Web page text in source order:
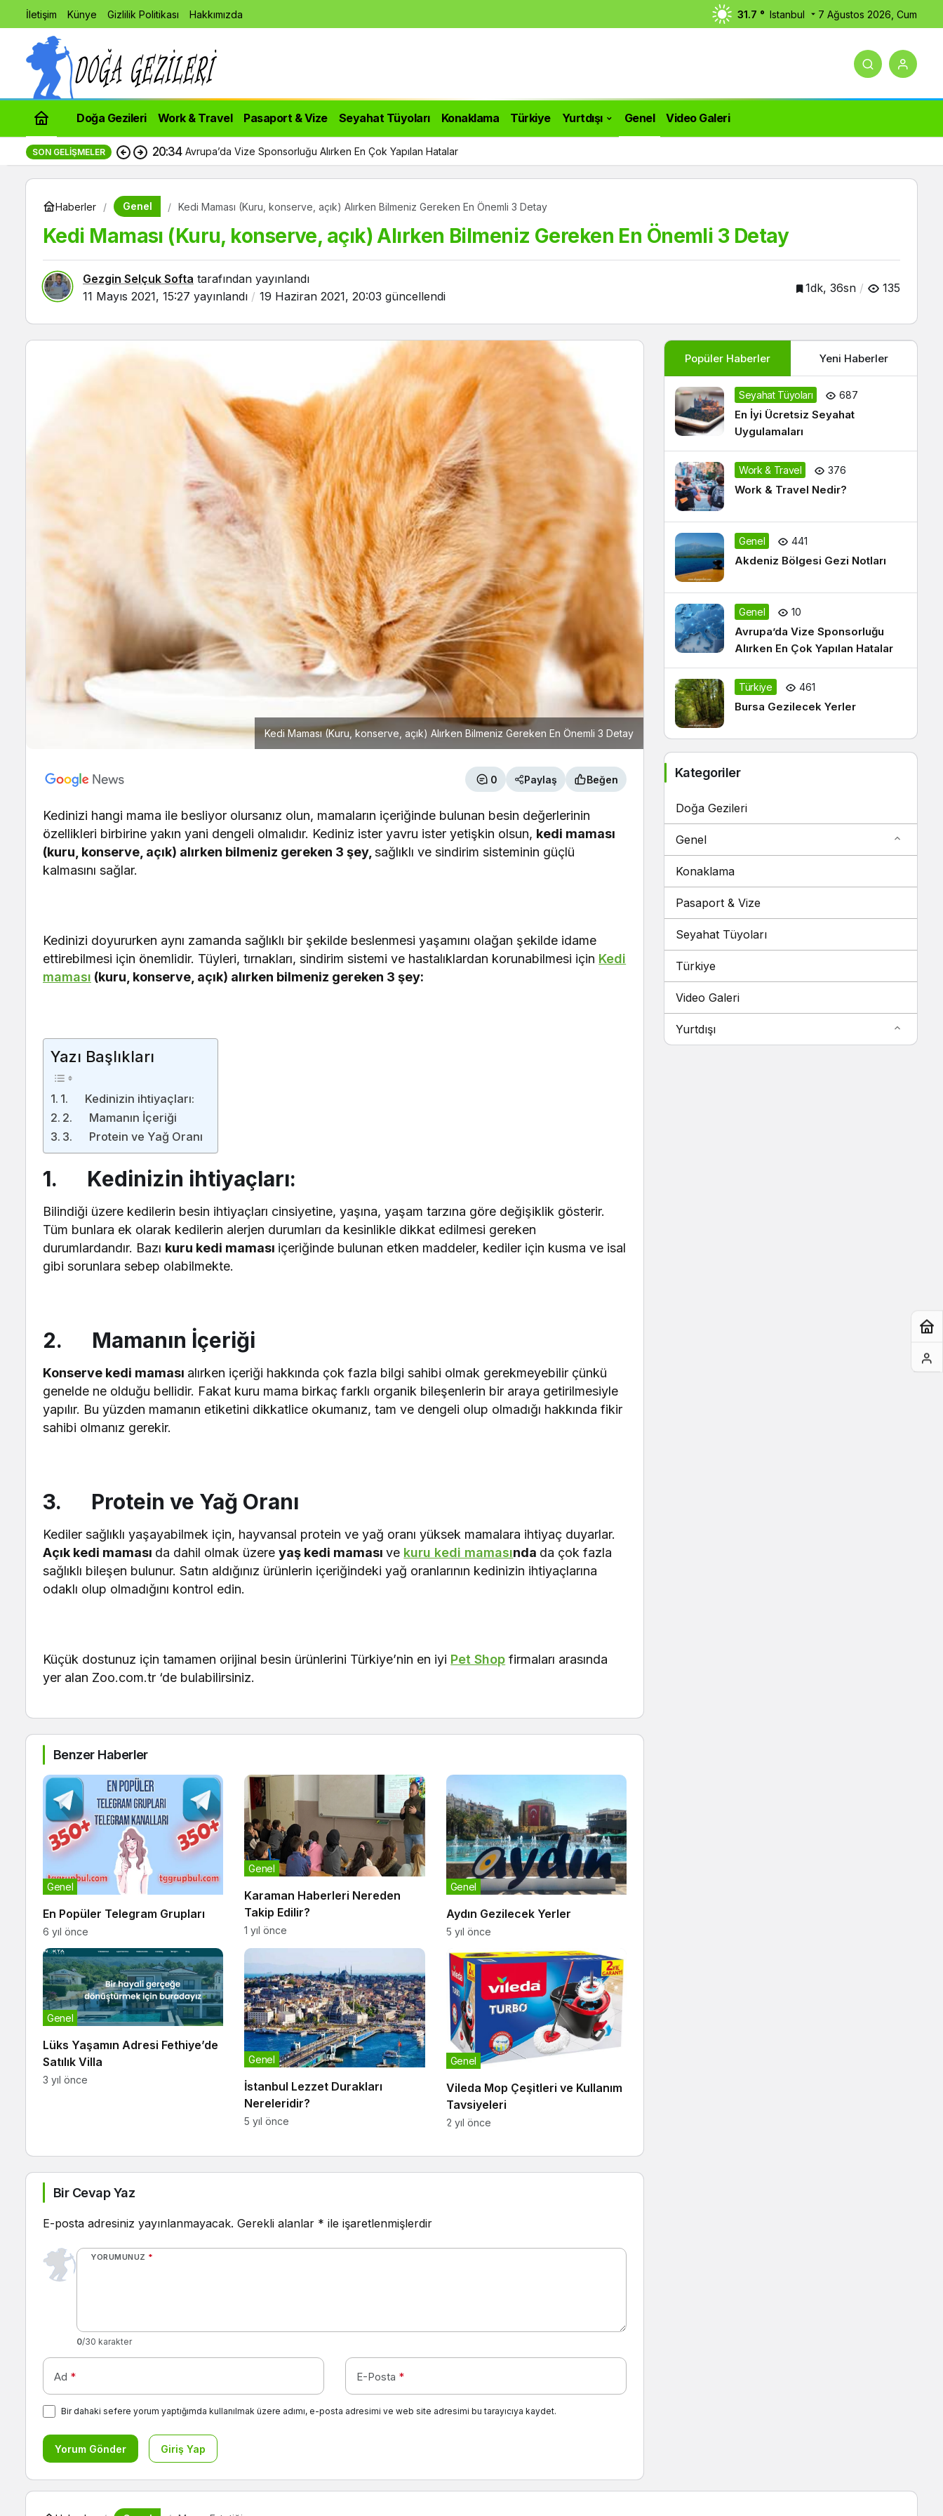
İletişim Künye Gizlilik Politikası Hakkımızda 31.7 ° Istanbul 7 Ağustos 2026, Cum
Doğa Gezileri Work & Travel Pasaport & Vize Seyahat Tüyoları Konaklama Türkiye Yurtdışı Genel Video Galeri
SON GELIŞMELER 20:34 Avrupa’da Vize Sponsorluğu Alırken En Çok Yapılan Hatalar
Haberler Genel Kedi Maması (Kuru, konserve, açık) Alırken Bilmeniz Gereken En Önemli 3 Detay
Kedi Maması (Kuru, konserve, açık) Alırken Bilmeniz Gereken En Önemli 3 Detay
Gezgin Selçuk Softa tarafından yayınlandı
11 Mayıs 2021, 15:27 yayınlandı 19 Haziran 2021, 20:03 güncellendi
1dk, 36sn 135
Kedi Maması (Kuru, konserve, açık) Alırken Bilmeniz Gereken En Önemli 3 Detay
0 Paylaş Beğen
Kedinizi hangi mama ile besliyor olursanız olun, mamaların içeriğinde bulunan besin değerlerinin
özellikleri birbirine yakın yani dengeli olmalıdır. Kediniz ister yavru ister yetişkin olsun, kedi maması
(kuru, konserve, açık) alırken bilmeniz gereken 3 şey,sağlıklı ve sindirim sisteminin güçlü
kalmasını sağlar.
Kedinizi doyururken aynı zamanda sağlıklı bir şekilde beslenmesi yaşamını olağan şekilde idame
ettirebilmesi için önemlidir. Tüyleri, tırnakları, sindirim sistemi ve hastalıklardan korunabilmesi için Kedi
maması (kuru, konserve, açık) alırken bilmeniz gereken 3 şey:
Yazı Başlıkları
1. Kedinizin ihtiyaçları:
2. Mamanın İçeriği
3. Protein ve Yağ Oranı
1. Kedinizin ihtiyaçları:
Bilindiği üzere kedilerin besin ihtiyaçları cinsiyetine, yaşına, yaşam tarzına göre değişiklik gösterir.
Tüm bunlara ek olarak kedilerin alerjen durumları da kesinlikle dikkat edilmesi gereken
durumlardandır. Bazı kuru kedi maması içeriğinde bulunan etken maddeler, kediler için kusma ve isal
gibi sorunlara sebep olabilmekte.
2. Mamanın İçeriği
Konserve kedi maması alırken içeriği hakkında çok fazla bilgi sahibi olmak gerekmeyebilir çünkü
genelde ne olduğu bellidir. Fakat kuru mama birkaç farklı organik bileşenlerin bir araya getirilmesiyle
yapılır. Bu yüzden mamanın etiketini dikkatlice okumanız, tam ve dengeli olup olmadığı hakkında fikir
sahibi olmanız gerekir.
3. Protein ve Yağ Oranı
Kediler sağlıklı yaşayabilmek için, hayvansal protein ve yağ oranı yüksek mamalara ihtiyaç duyarlar.
Açık kedi maması da dahil olmak üzereyaş kedi mamasıve kuru kedi mamasında da çok fazla
sağlıklı bileşen bulunur. Satın aldığınız ürünlerin içeriğindeki yağ oranlarının kedinizin ihtiyaçlarına
odaklı olup olmadığını kontrol edin.
Küçük dostunuz için tamamen orijinal besin ürünlerini Türkiye’nin en iyi Pet Shop firmaları arasında
yer alan Zoo.com.tr ‘de bulabilirsiniz.
Benzer Haberler
En Popüler Telegram Grupları
Genel
6 yıl önce
Karaman Haberleri Nereden
Takip Edilir?
Genel
1 yıl önce
Aydın Gezilecek Yerler
Genel
5 yıl önce
Lüks Yaşamın Adresi Fethiye’de
Satılık Villa
Genel
3 yıl önce
İstanbul Lezzet Durakları
Nereleridir?
Genel
5 yıl önce
Vileda Mop Çeşitleri ve Kullanım
Tavsiyeleri
Genel
2 yıl önce
Bir Cevap Yaz
E-posta adresiniz yayınlanmayacak. Gerekli alanlar * ile işaretlenmişlerdir
YORUMUNUZ *
0/30 karakter
Ad * E-Posta *
Bir dahaki sefere yorum yaptığımda kullanılmak üzere adımı, e-posta adresimi ve web site adresimi bu tarayıcıya kaydet.
Yorum Gönder Giriş Yap
Popüler Haberler Yeni Haberler
Seyahat Tüyoları 687
En İyi Ücretsiz Seyahat
Uygulamaları
Work & Travel 376
Work & Travel Nedir?
Genel 441
Akdeniz Bölgesi Gezi Notları
Genel 10
Avrupa’da Vize Sponsorluğu
Alırken En Çok Yapılan Hatalar
Türkiye 461
Bursa Gezilecek Yerler
Kategoriler
Doğa Gezileri
Genel
Konaklama
Pasaport & Vize
Seyahat Tüyoları
Türkiye
Video Galeri
Yurtdışı